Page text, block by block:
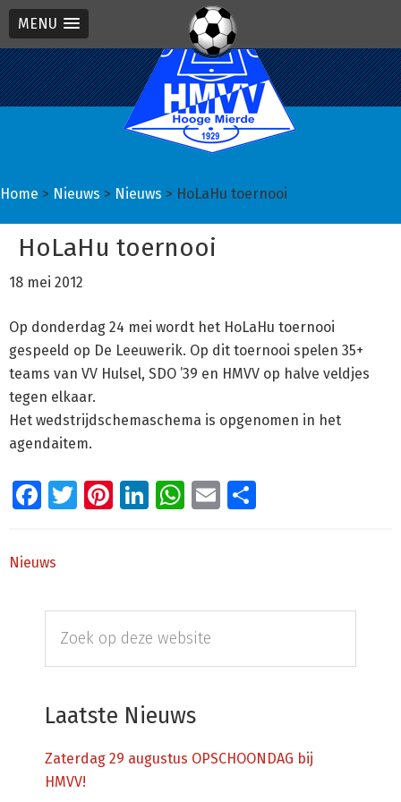
MENU
Spring
naar
de
Door
naar
de
Spring
naar
de
Home > Nieuws > Nieuws > HoLaHu toernooi
HoLaHu toernooi
18 mei 2012
Op donderdag 24 mei wordt het HoLaHu toernooi
gespeeld op De Leeuwerik. Op dit toernooi spelen 35+
teams van VV Hulsel, SDO ’39 en HMVV op halve veldjes
tegen elkaar.
Het wedstrijdschemaschema is opgenomen in het
agendaitem.
Facebook
Twitter
Pinterest
LinkedIn
WhatsApp
Email
Nieuws
Primaire
Sidebar
deze
Laatste Nieuws
Zaterdag 29 augustus OPSCHOONDAG bij
HMVV!